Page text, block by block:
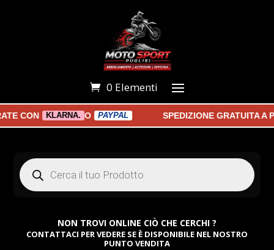
0 Elementi
KLARNA. O PAYPAL SPEDIZIONE GRATUITA A
Products
search
NON TROVI ONLINE CIÒ CHE CERCHI ?
CONTATTACI PER VEDERE SE È DISPONIBILE NEL NOSTRO
PUNTO VENDITA